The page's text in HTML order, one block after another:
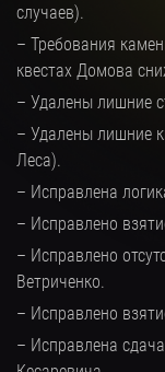
случаев).
– Требования
квестах Домова
– Удалены лишние
– Удалены лишние
Леса).
– Исправлена
– Исправлено
– Исправлено
Ветриченко.
– Исправлено
– Исправлена